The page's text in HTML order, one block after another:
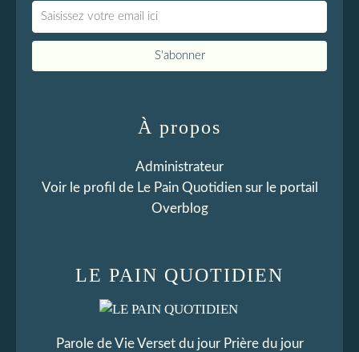
LE PAIN QUOTIDIEN
Parole de Vie Verset du jour Prière du jour
À propos
Administrateur
Voir le profil de Le Pain Quotidiensur le portail
Overblog